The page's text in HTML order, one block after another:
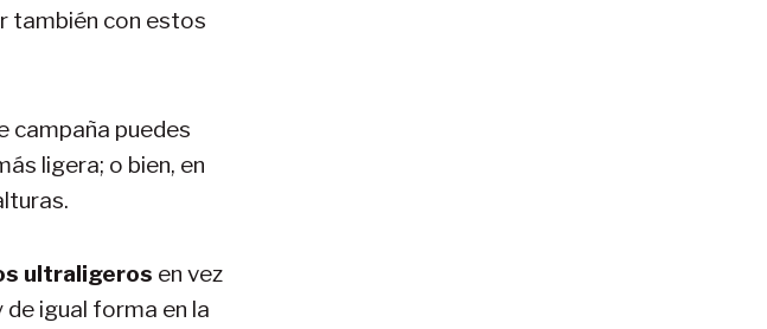
también con estos
campaña puedes
ligera; o bien, en
ultraligeros en vez
igual forma en la